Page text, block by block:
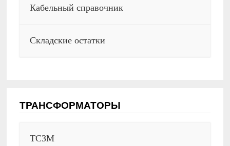
Кабельный справочник
Складские остатки
ТРАНСФОРМАТОРЫ
ТСЗМ